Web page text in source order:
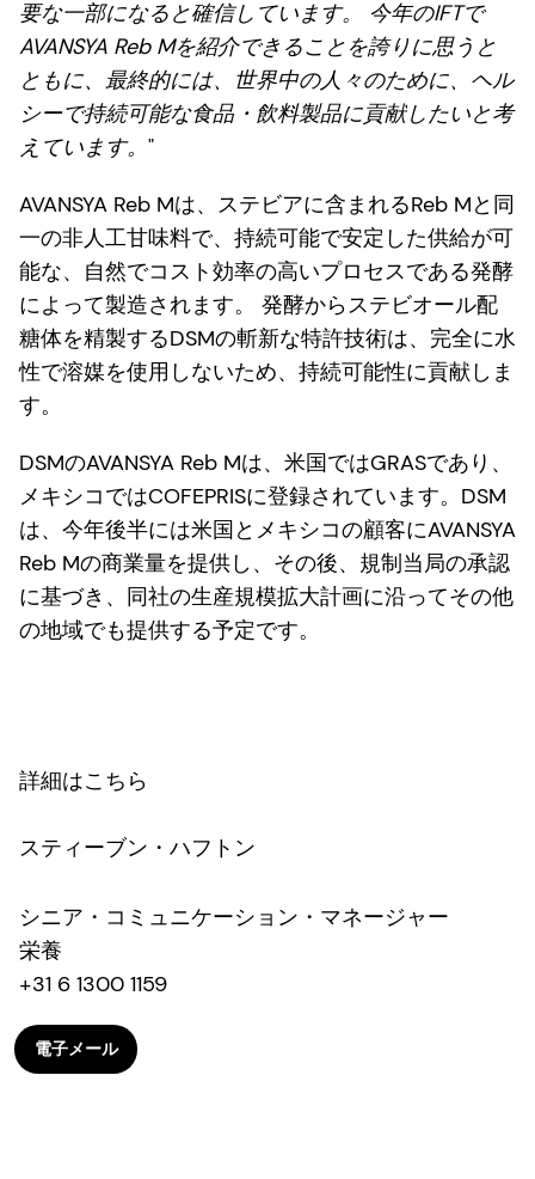
要な一部になると確信しています。 今年のIFTで
AVANSYA Reb Mを紹介できることを誇りに思うと
ともに、最終的には、世界中の人々のために、ヘル
シーで持続可能な食品・飲料製品に貢献したいと考
えています。 "
AVANSYA Reb Mは、ステビアに含まれるReb Mと同
一の非人工甘味料で、持続可能で安定した供給が可
能な、自然でコスト効率の高いプロセスである発酵
によって製造されます。 発酵からステビオール配
糖体を精製するDSMの斬新な特許技術は、完全に水
性で溶媒を使用しないため、持続可能性に貢献しま
す。
DSMのAVANSYA Reb Mは、米国ではGRASであり、
メキシコではCOFEPRISに登録されています。DSM
は、今年後半には米国とメキシコの顧客にAVANSYA
Reb Mの商業量を提供し、その後、規制当局の承認
に基づき、同社の生産規模拡大計画に沿ってその他
の地域でも提供する予定です。
詳細はこちら
スティーブン・ハフトン
シニア・コミュニケーション・マネージャー
栄養
+31 6 1300 1159
電子メール